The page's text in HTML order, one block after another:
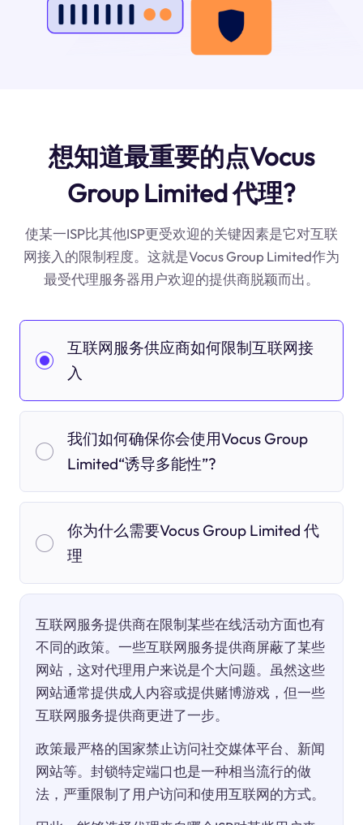
想知道最重要的点Vocus
Group Limited 代理?
使某一ISP比其他ISP更受欢迎的关键因素是它对互联
网接入的限制程度。这就是Vocus Group Limited作为
最受代理服务器用户欢迎的提供商脱颖而出。
互联网服务供应商如何限制互联网接
入
我们如何确保你会使用Vocus Group
Limited“诱导多能性”?
你为什么需要Vocus Group Limited 代
理
互联网服务提供商在限制某些在线活动方面也有
不同的政策。一些互联网服务提供商屏蔽了某些
网站，这对代理用户来说是个大问题。虽然这些
网站通常提供成人内容或提供赌博游戏，但一些
互联网服务提供商更进了一步。
政策最严格的国家禁止访问社交媒体平台、新闻
网站等。封锁特定端口也是一种相当流行的做
法，严重限制了用户访问和使用互联网的方式。